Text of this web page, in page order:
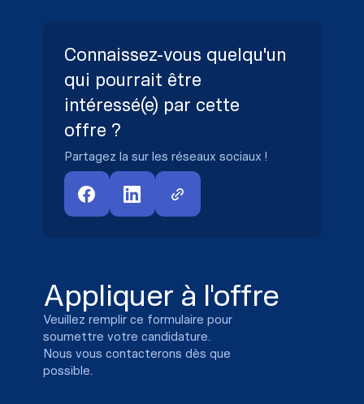
Connaissez-vous quelqu'un
qui pourrait être
intéressé(e) par cette
offre ?
Partagez la sur les réseaux sociaux !
Appliquer à l'offre
Veuillez remplir ce formulaire pour
soumettre votre candidature.
Nous vous contacterons dès que
possible.